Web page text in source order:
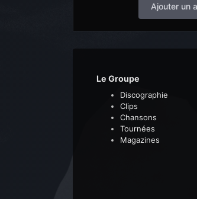
Ajouter un
Le Groupe
Discographie
Clips
Chansons
Tournées
Magazines